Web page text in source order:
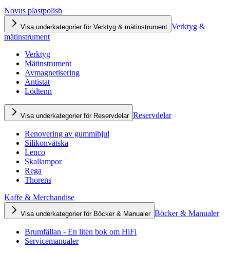
Novus plastpolish
Visa underkategorier för Verktyg & mätinstrument Verktyg &
mätinstrument
Verktyg
Mätinstrument
Avmagnetisering
Antistat
Lödtenn
Visa underkategorier för Reservdelar Reservdelar
Renovering av gummihjul
Silikonvätska
Lenco
Skallampor
Rega
Thorens
Kaffe & Merchandise
Visa underkategorier för Böcker & Manualer Böcker & Manualer
Brumfällan - En liten bok om HiFi
Servicemanualer